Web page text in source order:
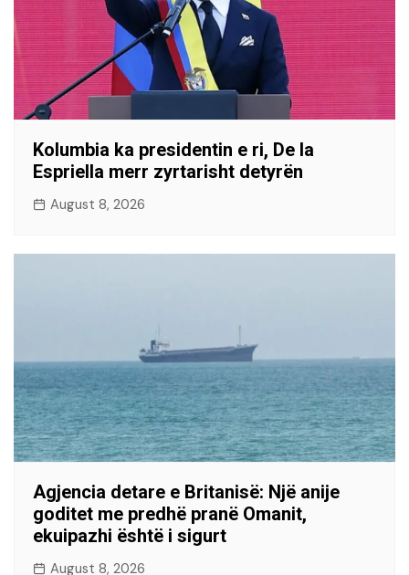
Kolumbia ka presidentin e ri, De la
Espriella merr zyrtarisht detyrën
August 8, 2026
Agjencia detare e Britanisë: Një anije
goditet me predhë pranë Omanit,
ekuipazhi është i sigurt
August 8, 2026